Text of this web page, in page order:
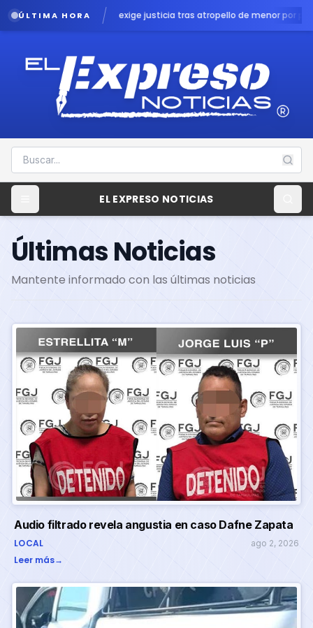
ÚLTIMA HORA
exige justicia tras atropello de menor por patrulla en Chalco Lluvias
EL EXPRESO NOTICIAS
Últimas Noticias
Mantente informado con las últimas noticias
Audio filtrado revela angustia en caso Dafne Zapata
LOCAL ago 2, 2026
Leer más→